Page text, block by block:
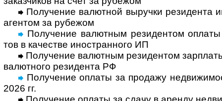
Получение валютной выручки резидента
аген­том за рубежом
Получение валютным резидентом
тов в каче­стве ино­стран­ного ИП
Получение валютным резидентом
валют­ного рези­дента РФ
Получение оплаты за продажу
2026 гг.